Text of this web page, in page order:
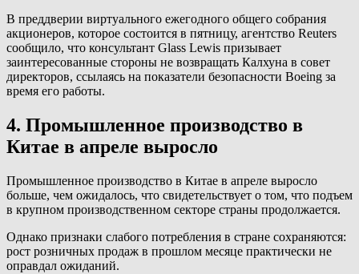
В преддверии виртуального ежегодного общего собрания
акционеров, которое состоится в пятницу, агентство Reuters
сообщило, что консультант Glass Lewis призывает
заинтересованные стороны не возвращать Калхуна в совет
директоров, ссылаясь на показатели безопасности Boeing за
время его работы.
4. Промышленное производство в
Китае в апреле выросло
Промышленное производство в Китае в апреле выросло
больше, чем ожидалось, что свидетельствует о том, что подъем
в крупном производственном секторе страны продолжается.
Однако признаки слабого потребления в стране сохраняются:
рост розничных продаж в прошлом месяце практически не
оправдал ожиданий.